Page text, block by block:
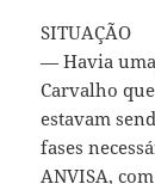
SITUAÇÃO
— Havia
Carvalho
estavam
fases
ANVISA,